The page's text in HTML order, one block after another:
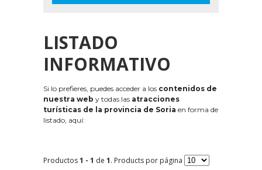
LISTADO
INFORMATIVO
Si lo prefieres, puedes acceder a los contenidos de
nuestra web y todas las atracciones
turísticas de la provincia de Soria en forma de
listado, aquí:
Productos1 - 1 de 1. Products por página